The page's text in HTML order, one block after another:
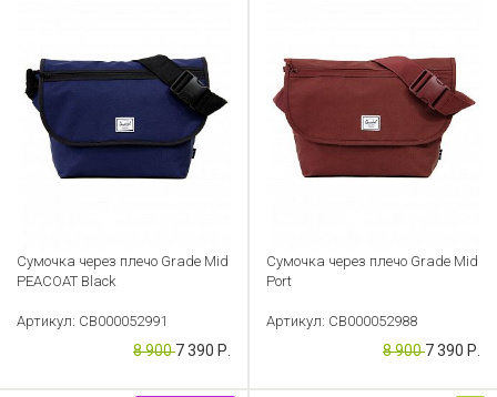
Сумочка через плечо Grade Mid
PEACOAT Black
Артикул: CB000052991
8 9007 390 Р.
Сумочка через плечо Grade Mid
Port
Артикул: CB000052988
8 9007 390 Р.